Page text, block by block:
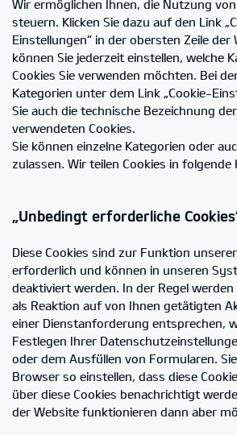
Wir ermöglichen Ihnen, die Nutzung
steuern. Klicken Sie dazu auf den Link
Einstellungen“ in der obersten Zeile der
können Sie jederzeit einstellen, welche
Cookies Sie verwenden möchten. Bei
Kategorien unter dem Link „Cookie-
Sie auch die technische Bezeichnung
verwendeten Cookies.
Sie können einzelne Kategorien oder
zulassen. Wir teilen Cookies in folgende
„Unbedingt erforderliche
Diese Cookies sind zur Funktion
erforderlich und können in unseren
deaktiviert werden. In der Regel werden
als Reaktion auf von Ihnen getätigten
einer Dienstanforderung entsprechen,
Festlegen Ihrer
oder dem Ausfüllen von Formularen.
Browser so einstellen, dass diese
über diese Cookies benachrichtigt
der Website funktionieren dann aber